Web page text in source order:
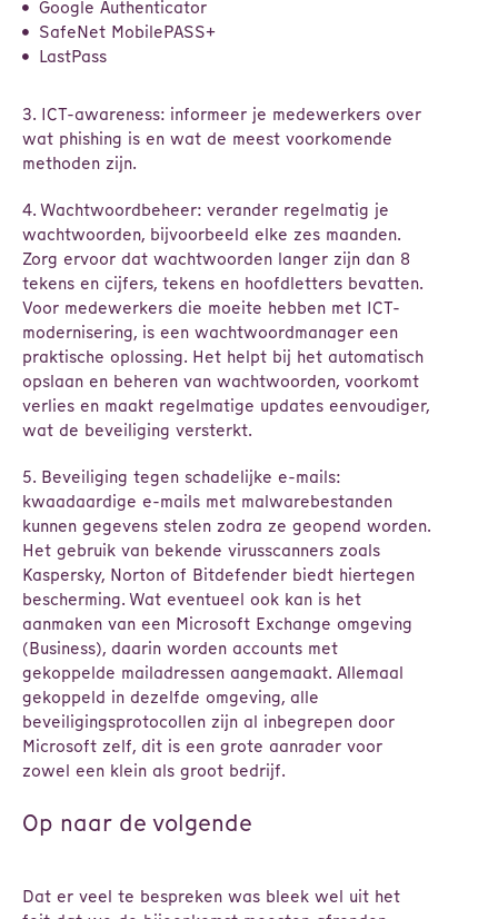
Google Authenticator
SafeNet MobilePASS+
LastPass
3. ICT-awareness: informeer je medewerkers over
wat phishing is en wat de meest voorkomende
methoden zijn.
4. Wachtwoordbeheer: verander regelmatig je
wachtwoorden, bijvoorbeeld elke zes maanden.
Zorg ervoor dat wachtwoorden langer zijn dan 8
tekens en cijfers, tekens en hoofdletters bevatten.
Voor medewerkers die moeite hebben met ICT-
modernisering, is een wachtwoordmanager een
praktische oplossing. Het helpt bij het automatisch
opslaan en beheren van wachtwoorden, voorkomt
verlies en maakt regelmatige updates eenvoudiger,
wat de beveiliging versterkt.
5. Beveiliging tegen schadelijke e-mails:
kwaadaardige e-mails met malwarebestanden
kunnen gegevens stelen zodra ze geopend worden.
Het gebruik van bekende virusscanners zoals
Kaspersky, Norton of Bitdefender biedt hiertegen
bescherming. Wat eventueel ook kan is het
aanmaken van een Microsoft Exchange omgeving
(Business), daarin worden accounts met
gekoppelde mailadressen aangemaakt. Allemaal
gekoppeld in dezelfde omgeving, alle
beveiligingsprotocollen zijn al inbegrepen door
Microsoft zelf, dit is een grote aanrader voor
zowel een klein als groot bedrijf.
Op naar de volgende
Dat er veel te bespreken was bleek wel uit het